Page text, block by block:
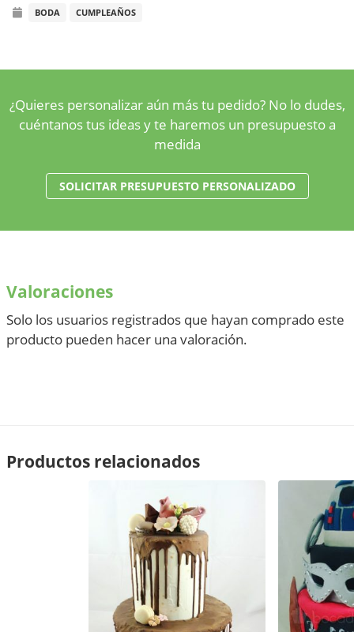
corazón
BODA CUMPLEAÑOS
¿Quieres personalizar aún más tu pedido? No lo dudes,
cuéntanos tus ideas y te haremos un presupuesto a
medida
SOLICITAR PRESUPUESTO PERSONALIZADO
Valoraciones
Solo los usuarios registrados que hayan comprado este
producto pueden hacer una valoración.
Productos relacionados